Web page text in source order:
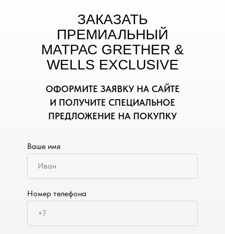
ЗАКАЗАТЬ
ПРЕМИАЛЬНЫЙ
МАТРАС GRETHER &
WELLS EXCLUSIVE
Ваше имя
Номер телефона
ОФОРМИТЕ ЗАЯВКУ НА САЙТЕ
И ПОЛУЧИТЕ СПЕЦИАЛЬНОЕ
ПРЕДЛОЖЕНИЕ НА ПОКУПКУ